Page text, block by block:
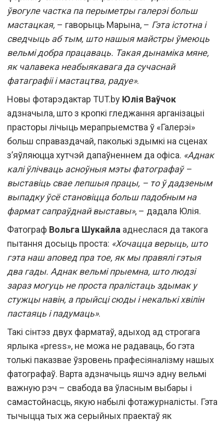
ўвогуле частка па перыметры галерэі больш
мастацкая, – гаворыць Марына, – Гэта істотна і
сведчыць аб тым, што нашыя майстры ўмеюць
вельмі добра працаваць. Такая дынаміка мяне,
як чалавека неабыякавага да сучаснай
фатаграфіі і мастацтва, радуе».
Новы фотарэдактар TUT.byЮлія Ваўчок
адзначыла, што з кропкі гледжання арганізацыі
прасторы лічыць мерапрыемства ў «Галерэі»
больш справаздачай, паколькі здымкі на сценах
з’яўляюцца хутчэй дапаўненнем да офіса. «Аднак
калі ўлічваць асноўныя мэты фатографаў –
выставіць свае лепшыя працы, – то ў дадзеным
выпадку ўсё становіцца больш падобным на
фармат сапраўднай выставы», – дадала Юлія.
Фатограф Вольга Шукайла аднеслася да такога
пытання досыць проста: «Хочацца верыць, што
гэта наш аповед пра тое, як мы правялі гэтыя
два гады. Аднак вельмі прыемна, што людзі
зараз могуць не проста пралістаць здымак у
стужцы навін, а прыйсці сюды і некалькі хвілін
пастаяць і падумаць».
Такі сінтэз двух фарматаў, адыход ад строгага
ярлыка «press», не можа не радаваць, бо гэта
толькі паказвае ўзровень прафесіяналізму нашых
фатографаў. Варта адзначыць яшчэ адну вельмі
важную рэч – свабода ва ўласным выбары і
самастойнасць, якую набылі фотажурналісты. Гэта
тычыцца тых жа серыйных праектаў як